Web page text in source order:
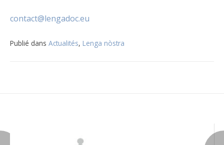
contact@lengadoc.eu
Publié dans Actualités, Lenga nòstra